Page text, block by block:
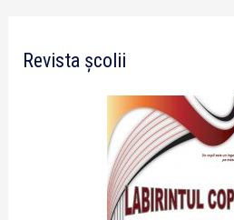
Revista școlii